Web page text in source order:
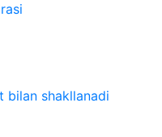
bilan shakllanadi